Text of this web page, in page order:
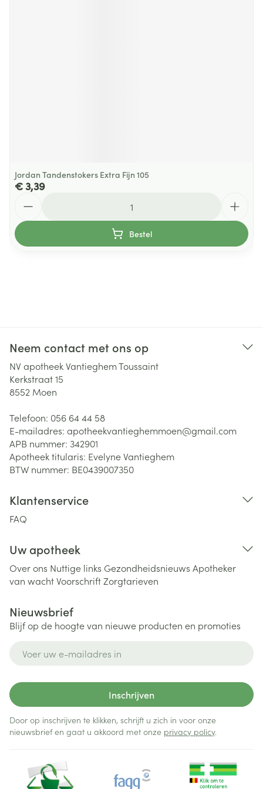
Jordan Tandenstokers Extra Fijn 105
€ 3,39
Bestel
Neem contact met ons op
NV apotheek Vantieghem Toussaint
Kerkstraat 15
8552 Moen
Telefoon: 056 64 44 58
E-mailadres: apotheekvantieghemmoen@gmail.com
APB nummer: 342901
Apotheek titularis: Evelyne Vantieghem
BTW nummer: BE0439007350
Klantenservice
FAQ
Uw apotheek
Over ons Nuttige links Gezondheidsnieuws Apotheker
van wachtVoorschriftZorgtarieven
Nieuwsbrief
Blijf op de hoogte van nieuwe producten en promoties
Inschrijven
Door op inschrijven te klikken, schrijft u zich in voor onze
nieuwsbrief en gaat u akkoord met onze privacy policy.